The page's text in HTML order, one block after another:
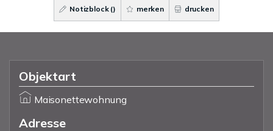
Notizblock () merken drucken
Objektart
Maisonettewohnung
Adresse